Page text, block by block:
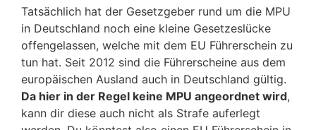
Tatsächlich hat der Gesetzgeber rund um die MPU
in Deutschland noch eine kleine Gesetzeslücke
offengelassen, welche mit dem EU Führerschein zu
tun hat. Seit 2012 sind die Führerscheine aus dem
europäischen Ausland auch in Deutschland gültig.
Da hier in der Regel keine MPU angeordnet wird,
kann dir diese auch nicht als Strafe auferlegt